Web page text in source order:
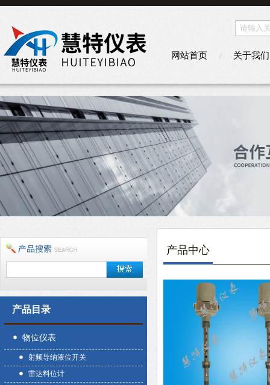
网站首页 关于我们
产品目录
物位仪表
射频导纳液位开关
雷达料位计
产品中心